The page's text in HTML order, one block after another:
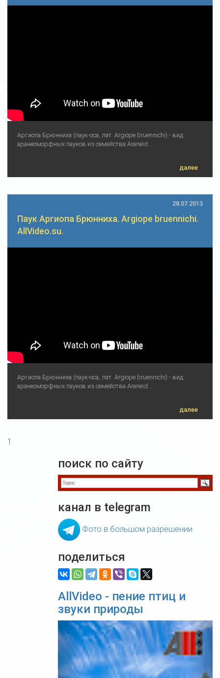
Аргиопа Брюнниха (паук-оса, лат. Argiope bruennichi) - вид
аранеоморфных пауков из семейства Araneid...
далее
28.07.2013
Паук Аргиопа Брюнниха. Argiope bruennichi.
AllVideo.su.
Аргиопа Брюнниха (паук-оса, лат. Argiope bruennichi) - вид
аранеоморфных пауков из семейства Araneid...
далее
1
поиск по сайту
канал в telegram
Фото в большом разрешении
поделиться
AllVideo - пение птиц и
звуки природы
Previous